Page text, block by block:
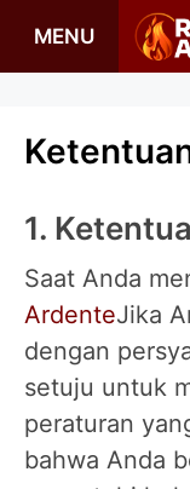
MENU
1.
Saat Anda
ArdenteJika
dengan
setuju untuk
peraturan
bahwa Anda